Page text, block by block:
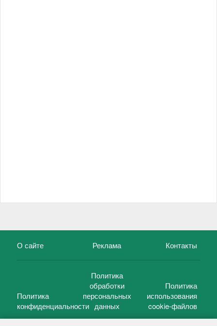
О сайте Реклама Контакты
Политика
конфиденциальности
Политика
обработки
персональных
данных
Политика
использования
cookie-файлов